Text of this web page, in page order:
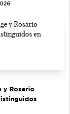
y Rosario